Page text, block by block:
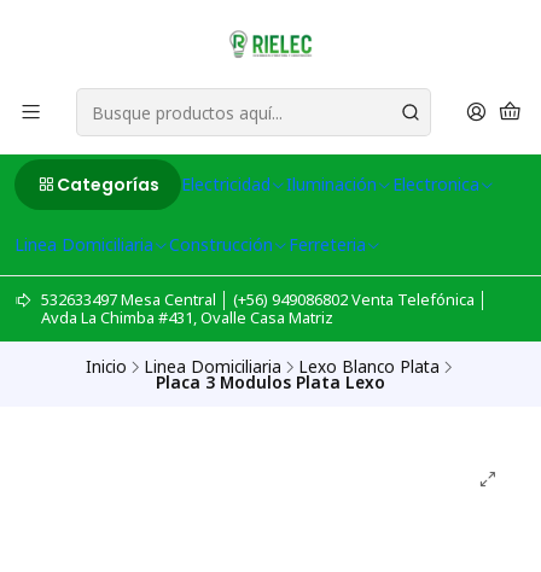
Categorías Electricidad Iluminación Electronica
Linea Domiciliaria Construcción Ferreteria
532633497 Mesa Central │ (+56) 949086802 Venta Telefónica │
Avda La Chimba #431, Ovalle Casa Matriz
Inicio Linea Domiciliaria Lexo Blanco Plata
Placa 3 Modulos Plata Lexo